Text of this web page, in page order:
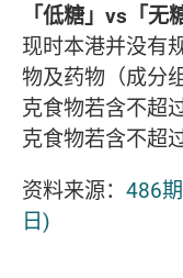
「低糖」vs「无
现时本港并没有
物及药物（成分
克食物若含不超
克食物若含不超
资料来源： 486
日)